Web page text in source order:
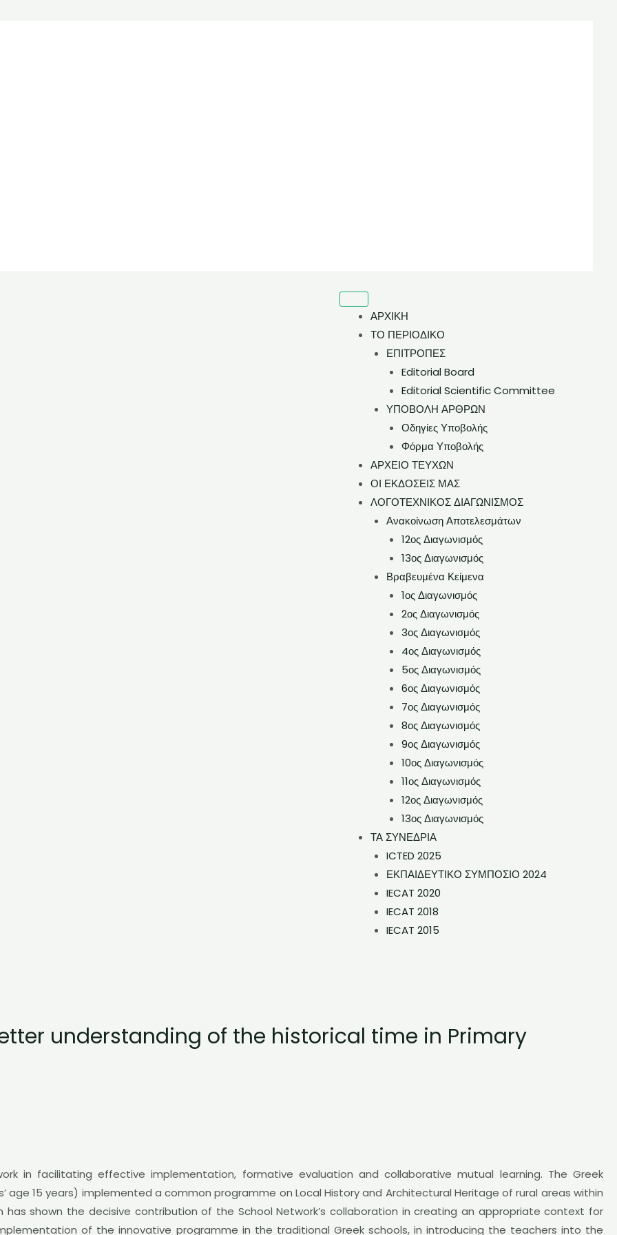
ΑΡΧΙΚΗ
ΤΟ ΠΕΡΙΟΔΙΚΟ
ΕΠΙΤΡΟΠΕΣ
Editorial Board
Editorial Scientific Committee
ΥΠΟΒΟΛΗ ΑΡΘΡΩΝ
Οδηγίες Υποβολής
Φόρμα Υποβολής
ΑΡΧΕΙΟ ΤΕΥΧΩΝ
ΟΙ ΕΚΔΟΣΕΙΣ ΜΑΣ
ΛΟΓΟΤΕΧΝΙΚΟΣ ΔΙΑΓΩΝΙΣΜΟΣ
Ανακοίνωση Αποτελεσμάτων
12ος Διαγωνισμός
13ος Διαγωνισμός
Βραβευμένα Κείμενα
1ος Διαγωνισμός
2ος Διαγωνισμός
3ος Διαγωνισμός
4ος Διαγωνισμός
5ος Διαγωνισμός
6ος Διαγωνισμός
7ος Διαγωνισμός
8ος Διαγωνισμός
9ος Διαγωνισμός
10ος Διαγωνισμός
11ος Διαγωνισμός
12ος Διαγωνισμός
13ος Διαγωνισμός
ΤΑ ΣΥΝΕΔΡΙΑ
ICTED 2025
ΕΚΠΑΙΔΕΥΤΙΚΟ ΣΥΜΠΟΣΙΟ 2024
IECAT 2020
IECAT 2018
IECAT 2015
understanding of the historical time in Primary
in facilitating effective implementation, formative evaluation and collaborative mutual learning. The Greek
age 15 years) implemented a common programme on Local History and Architectural Heritage of rural areas within
shown the decisive contribution of the School Network’s collaboration in creating an appropriate context for
of the innovative programme in the traditional Greek schools, in introducing the teachers into the